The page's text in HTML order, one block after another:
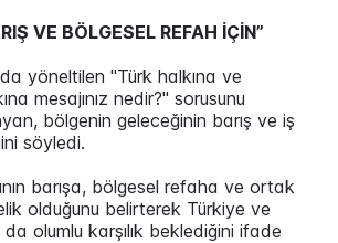
VE BÖLGESEL REFAH İÇİN”
yöneltilen "Türk halkına ve
mesajınız nedir?" sorusunu
bölgenin geleceğinin barış ve iş
söyledi.
barışa, bölgesel refaha ve ortak
olduğunu belirterek Türkiye ve
olumlu karşılık beklediğini ifade